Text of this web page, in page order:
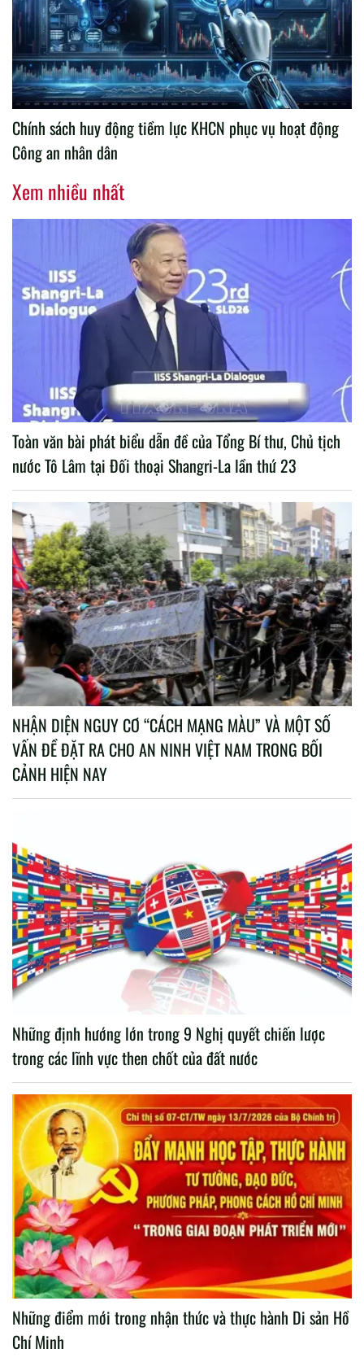
Chính sách huy động tiềm lực KHCN phục vụ hoạt động
Công an nhân dân
Xem nhiều nhất
Toàn văn bài phát biểu dẫn đề của Tổng Bí thư, Chủ tịch
nước Tô Lâm tại Đối thoại Shangri-La lần thứ 23
NHẬN DIỆN NGUY CƠ “CÁCH MẠNG MÀU” VÀ MỘT SỐ
VẤN ĐỀ ĐẶT RA CHO AN NINH VIỆT NAM TRONG BỐI
CẢNH HIỆN NAY
Những định hướng lớn trong 9 Nghị quyết chiến lược
trong các lĩnh vực then chốt của đất nước
Những điểm mới trong nhận thức và thực hành Di sản Hồ
Chí Minh